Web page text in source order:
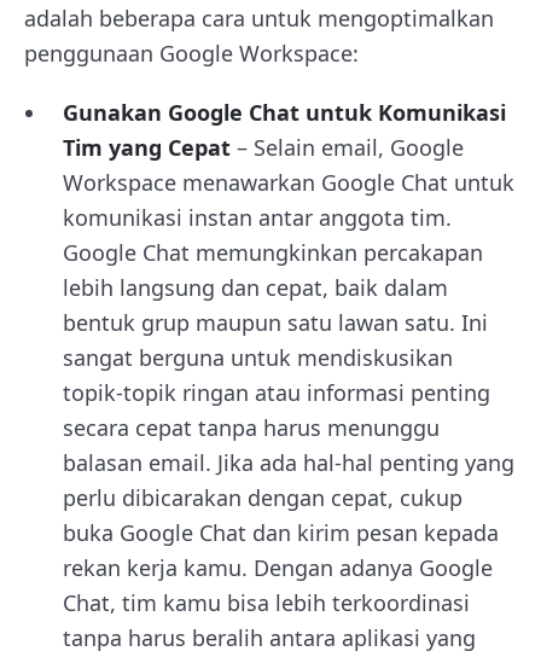
adalah beberapa cara untuk mengoptimalkan
penggunaan Google Workspace:
Gunakan Google Chat untuk Komunikasi
Tim yang Cepat – Selain email, Google
Workspace menawarkan Google Chat untuk
komunikasi instan antar anggota tim.
Google Chat memungkinkan percakapan
lebih langsung dan cepat, baik dalam
bentuk grup maupun satu lawan satu. Ini
sangat berguna untuk mendiskusikan
topik-topik ringan atau informasi penting
secara cepat tanpa harus menunggu
balasan email. Jika ada hal-hal penting yang
perlu dibicarakan dengan cepat, cukup
buka Google Chat dan kirim pesan kepada
rekan kerja kamu. Dengan adanya Google
Chat, tim kamu bisa lebih terkoordinasi
tanpa harus beralih antara aplikasi yang